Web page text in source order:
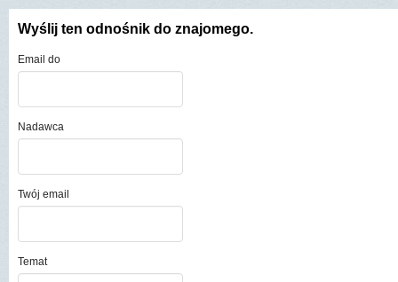
Wyślij ten odnośnik do znajomego.
Email do
Nadawca
Twój email
Temat